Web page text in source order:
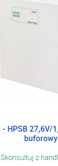
- HPSB
buforowy
Skonsultuj z